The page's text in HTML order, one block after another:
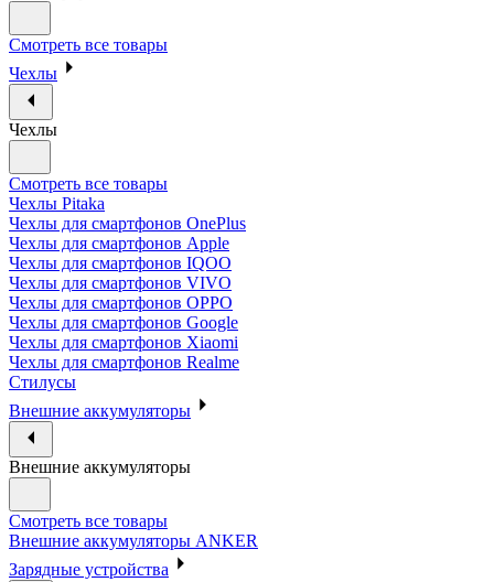
Смотреть все товары
Чехлы
Чехлы
Смотреть все товары
Чехлы Pitaka
Чехлы для смартфонов OnePlus
Чехлы для смартфонов Apple
Чехлы для смартфонов IQOO
Чехлы для смартфонов VIVO
Чехлы для смартфонов OPPO
Чехлы для смартфонов Google
Чехлы для смартфонов Xiaomi
Чехлы для смартфонов Realme
Стилусы
Внешние аккумуляторы
Внешние аккумуляторы
Смотреть все товары
Внешние аккумуляторы ANKER
Зарядные устройства